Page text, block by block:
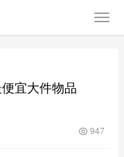
宜大件物品
947